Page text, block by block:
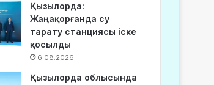
Қызылорда:
Жаңақорғанда су
тарату станциясы іске
қосылды
6.08.2026
Қызылорда облысында